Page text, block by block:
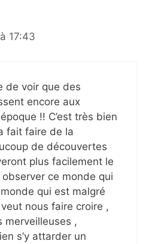
17:43
de voir que des
encore aux
!! C’est très bien
fait faire de la
de découvertes
plus facilement le
ce monde qui
qui est malgré
veut nous faire croire ,
merveilleuses ,
s’y attarder un